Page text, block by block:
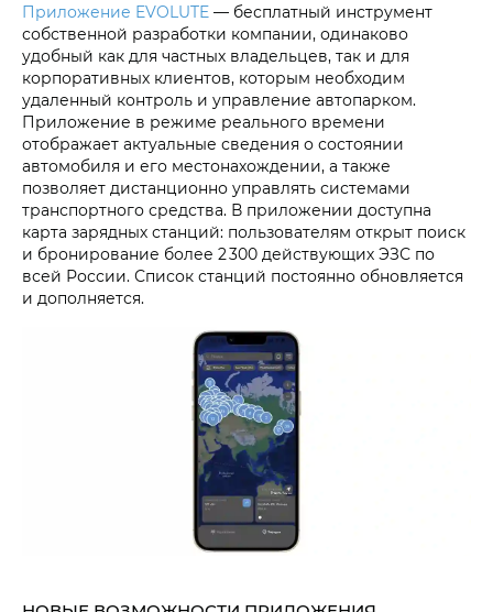
Приложение EVOLUTE — бесплатный инструмент
собственной разработки компании, одинаково
удобный как для частных владельцев, так и для
корпоративных клиентов, которым необходим
удаленный контроль и управление автопарком.
Приложение в режиме реального времени
отображает актуальные сведения о состоянии
автомобиля и его местонахождении, а также
позволяет дистанционно управлять системами
транспортного средства. В приложении доступна
карта зарядных станций: пользователям открыт поиск
и бронирование более 2 300 действующих ЭЗС по
всей России. Список станций постоянно обновляется
и дополняется.